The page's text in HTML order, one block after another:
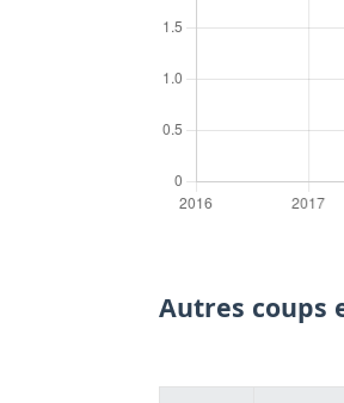
Autres coups